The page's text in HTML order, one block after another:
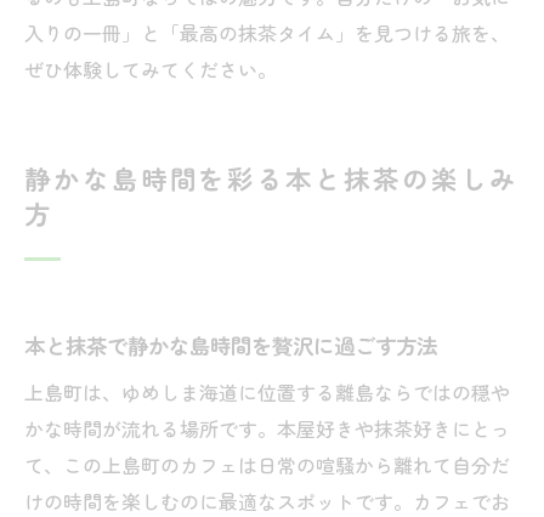
入りの一冊」と「最高の抹茶タイム」を見つける旅を、
ぜひ体験してみてください。
静かな島時間を彩る本と抹茶の楽しみ
方
本と抹茶で静かな島時間を贅沢に過ごす方法
上島町は、ゆめしま海道に位置する離島ならではの穏や
かな時間が流れる場所です。本屋好きや抹茶好きにとっ
て、この上島町のカフェは日常の喧騒から離れて自分だ
けの時間を楽しむのに最適なスポットです。カフェでお